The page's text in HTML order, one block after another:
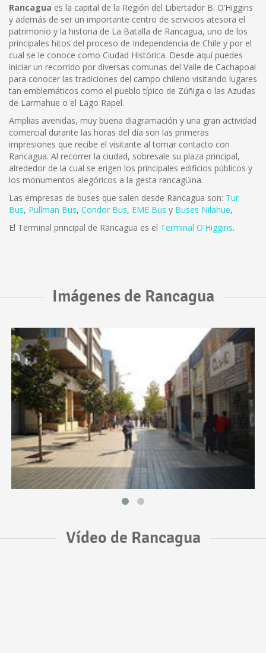
Rancagua es la capital de la Región del Libertador B. O’Higgins
y además de ser un importante centro de servicios atesora el
patrimonio y la historia de La Batalla de Rancagua, uno de los
principales hitos del proceso de Independencia de Chile y por el
cual se le conoce como Ciudad Histórica. Desde aquí puedes
iniciar un recorrido por diversas comunas del Valle de Cachapoal
para conocer las tradiciones del campo chileno visitando lugares
tan emblemáticos como el pueblo típico de Zúñiga o las Azudas
de Larmahue o el Lago Rapel.
Amplias avenidas, muy buena diagramación y una gran actividad
comercial durante las horas del día son las primeras
impresiones que recibe el visitante al tomar contacto con
Rancagua. Al recorrer la ciudad, sobresale su plaza principal,
alrededor de la cual se erigen los principales edificios públicos y
los monumentos alegóricos a la gesta rancagüina.
Las empresas de buses que salen desde Rancagua son: Tur
Bus, Pullman Bus, Condor Bus, EME Bus y Buses Nilahue,
El Terminal principal de Rancagua es el Terminal O'Higgins.
Imágenes de Rancagua
Vídeo de Rancagua